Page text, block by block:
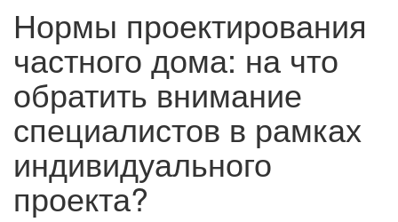
Нормы проектирования
частного дома: на что
обратить внимание
специалистов в рамках
индивидуального
проекта?